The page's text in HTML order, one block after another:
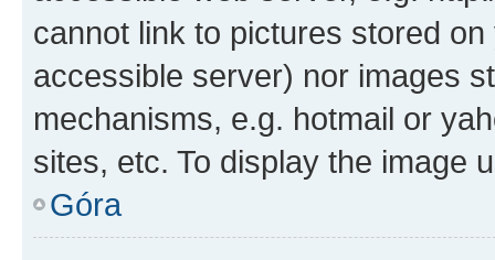
cannot link to pictures stored
accessible server) nor images
mechanisms, e.g. hotmail or
sites, etc. To display the image
Góra